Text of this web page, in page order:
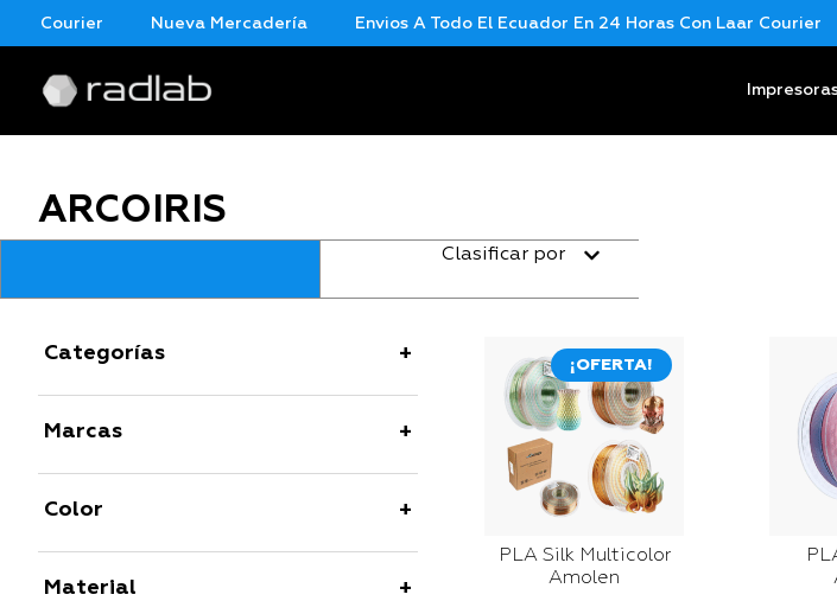
Courier Nueva Mercadería Envios A Todo El Ecuador En 24 Horas Con Laar Courier
ARCOIRIS
Clasificar por
Categorías
Marcas
Color
Material
¡OFERTA!
PLA Silk Multicolor
Amolen